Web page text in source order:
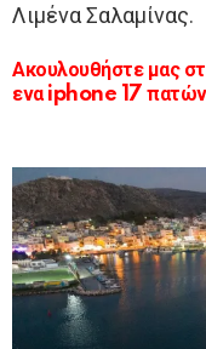
Λιμένα Σαλαμίνας.
Ακουλουθήστε μας
ενα iphone 17